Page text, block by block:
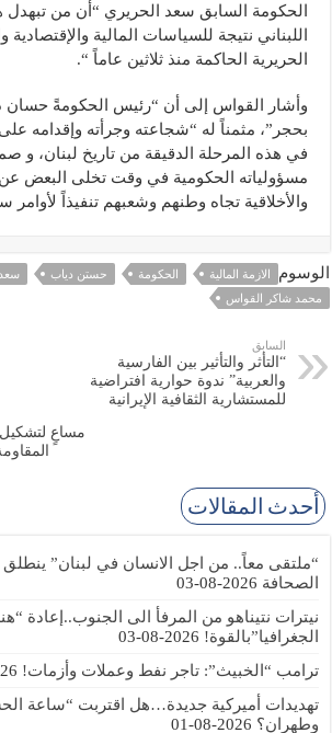
الحكومة السابق سعد الحريري “أن من تبهدل
اللبناني نتيجة للسياسات المالية والإقتصادية
الحريرية الحاكمة منذ ثلاثين عاماً “.
وأشار القواس إلى أن “رئيس الحكومةً حسان
بحجر”، مثمناً له “شجاعته وجرأته وإقدامه
في هذه المرحلة الدقيقة من تاريخ لبنان، و
مسؤولياته الحكومية في وقت تخلى البعض عن
والأخلاقية تجاه وطنهم وشعبهم تنفيذاً لأوامر
الوسوم الازمة المالية الحكومة حستن دياب
محمد شاكر القواس
السابق
“التأثر والتأثير بين الفارسية
والعربية” ندوة حوارية افتراضية
للمستشارية الثقافية الإيرانية
مساعٍ
أحدث المقالات
“ملتقى معاً.. من اجل الانسان في لبنان” ينطلق
الصحافة 2026-08-03
نيترات نتيناهو من المرفأ الى الجنوب..إعادة
الجغرافيا”بالقوة! 2026-08-03
ترامب “الخبيث”: تاجر نفط وعملات وأزمات! 02
تهديدات أميركية جديدة…هل اقتربت “ساعة
وطهران؟ 2026-08-01